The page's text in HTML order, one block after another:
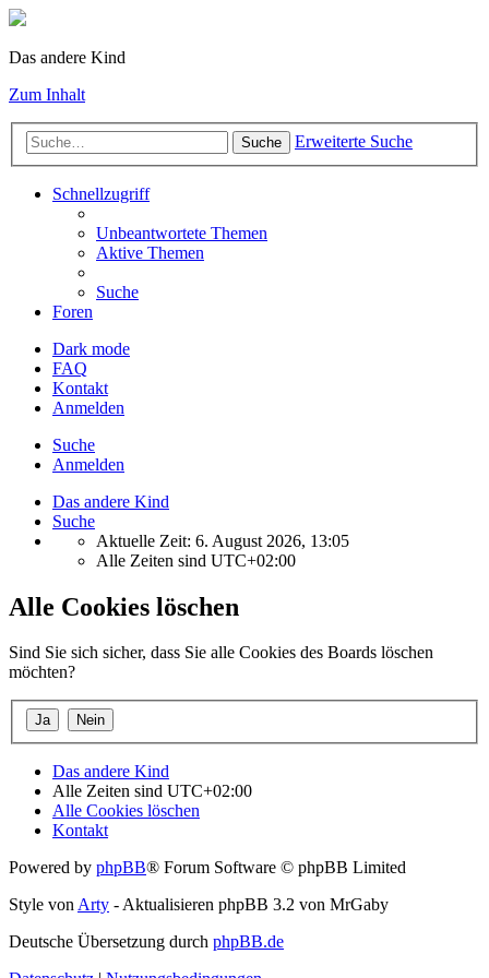
Das andere Kind
Zum Inhalt
Suche Erweiterte Suche
Schnellzugriff
Unbeantwortete Themen
Aktive Themen
Suche
Foren
Dark mode
FAQ
Kontakt
Anmelden
Suche
Anmelden
Das andere Kind
Suche
Aktuelle Zeit: 6. August 2026, 13:05
Alle Zeiten sind UTC+02:00
Alle Cookies löschen
Sind Sie sich sicher, dass Sie alle Cookies des Boards löschen
möchten?
Das andere Kind
Alle Zeiten sind UTC+02:00
Alle Cookies löschen
Kontakt
Powered by phpBB® Forum Software © phpBB Limited
Style von Arty - Aktualisieren phpBB 3.2 von MrGaby
Deutsche Übersetzung durch phpBB.de